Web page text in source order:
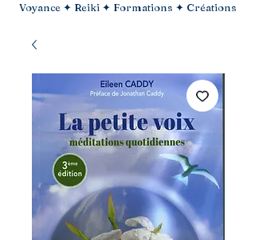
Voyance ✦ Reiki ✦ Formations ✦ Créations